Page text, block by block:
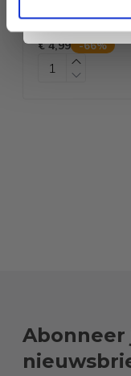
Zwart - 18,5
€
€ 4,99
-66%
Abonneer